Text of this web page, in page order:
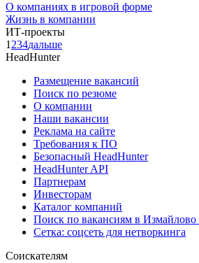
О компаниях в игровой форме
Жизнь в компании
ИТ-проекты
1 234дальше
HeadHunter
Размещение вакансий
Поиск по резюме
О компании
Наши вакансии
Реклама на сайте
Требования к ПО
Безопасный HeadHunter
HeadHunter API
Партнерам
Инвесторам
Каталог компаний
Поиск по вакансиям в Измайлово
Сетка: соцсеть для нетворкинга
Соискателям